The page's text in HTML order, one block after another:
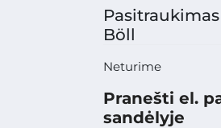
Böll
Neturime
Pranešti el.
sandėlyje